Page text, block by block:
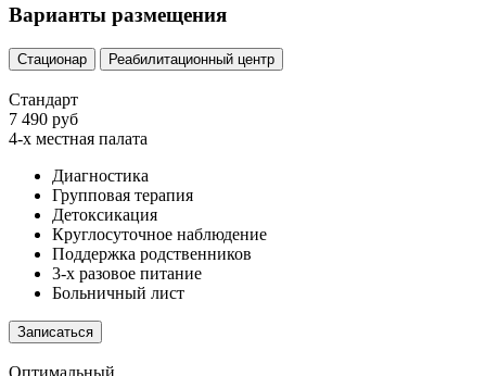
Варианты размещения
Стационар Реабилитационный центр
Стандарт
7 490 руб
4-х местная палата
Диагностика
Групповая терапия
Детоксикация
Круглосуточное наблюдение
Поддержка родственников
3-х разовое питание
Больничный лист
Записаться
Оптимальный